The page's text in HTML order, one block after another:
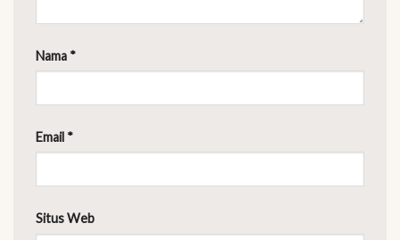
Nama *
Email *
Situs Web